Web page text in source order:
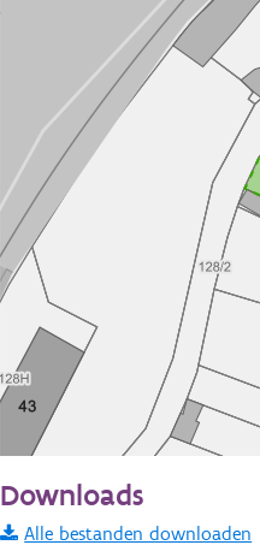
Informatie Vlaanderen
Downloads
Alle bestanden downloaden